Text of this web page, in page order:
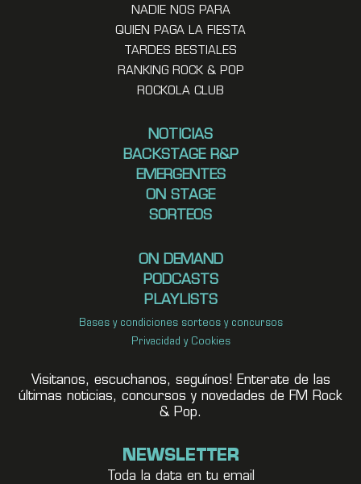
NADIE NOS PARA
QUIEN PAGA LA FIESTA
TARDES BESTIALES
RANKING ROCK & POP
ROCKOLA CLUB
NOTICIAS
BACKSTAGE R&P
EMERGENTES
ON STAGE
SORTEOS
ON DEMAND
PODCASTS
PLAYLISTS
Bases y condiciones sorteos y concursos
Privacidad y Cookies
Visitanos, escuchanos, seguínos! Enterate de las
últimas noticias, concursos y novedades de FM Rock
& Pop.
NEWSLETTER
Toda la data en tu email